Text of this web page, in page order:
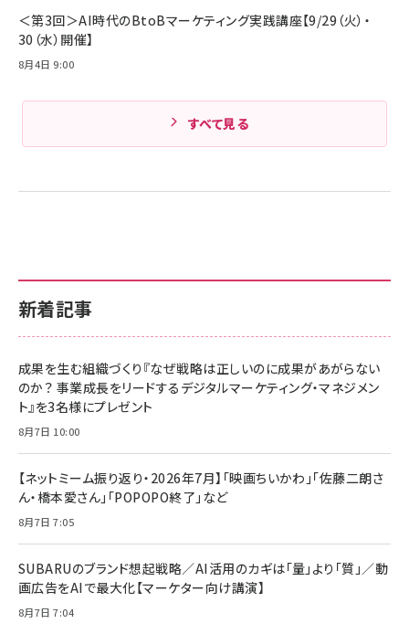
新着記事
成果を生む組織づくり『なぜ戦略は正しいのに成果があがらない
のか？ 事業成長をリードするデジタルマーケティング・マネジメン
ト』を3名様にプレゼント
8月7日 10:00
【ネットミーム振り返り・2026年7月】「映画ちいかわ」「佐藤二朗さ
ん・橋本愛さん」「POPOPO終了」など
8月7日 7:05
SUBARUのブランド想起戦略／AI活用のカギは「量」より「質」／動
画広告をAIで最大化【マーケター向け講演】
8月7日 7:04
＜第3回＞AI時代のBtoBマーケティング実践講座【9/29（火）・
30（水）開催】
8月4日 9:00
すべて見る